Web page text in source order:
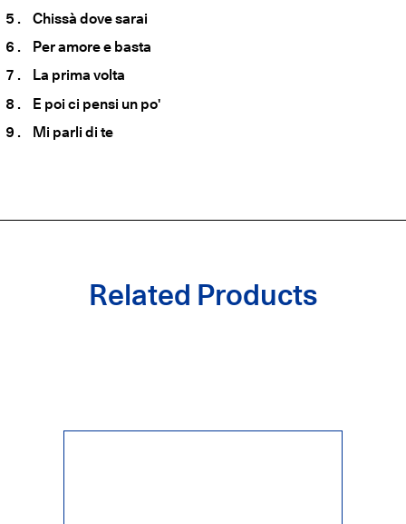
Chissà dove sarai
Per amore e basta
La prima volta
E poi ci pensi un po'
Mi parli di te
Related Products